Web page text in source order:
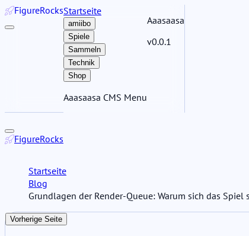
FigureRocksStartseite
amiibo
Spiele
Sammeln
Technik
Shop
Aaasaasa CMS Menu
Aaasaasa
v0.0.1
FigureRocks
Startseite
Blog
Grundlagen der Render-Queue: Warum sich das
Vorherige Seite